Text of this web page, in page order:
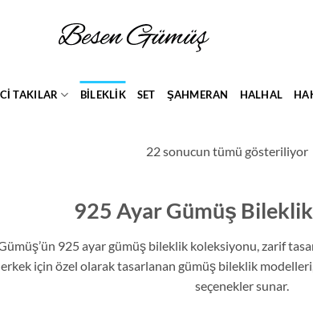
TAKILAR BİLEKLİK SET ŞAHMERAN HALHAL
22 sonucun tümü gösteriliyor
925 Ayar Gümüş
925 ayar gümüş bileklik koleksiyonu, zarif
erkek için özel olarak tasarlanan gümüş bileklik
seçenekler sunar.